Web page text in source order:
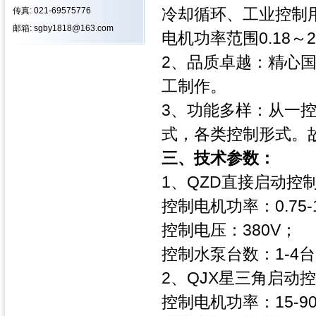
传真: 021-69575776
邮箱: sgby1818@163.com
冷却循环、工业控
电机功率范围0.18～
2、品质卓越：精心
工制作。
3、功能多样：从一
式，各类控制形式。
三、技术参数：
1、QZD直接启动控
控制电机功率：
控制电压：380V；
控制水泵台数：1-4
2、QJX星三角启动
控制电机功率：15-